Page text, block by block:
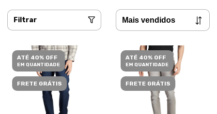
Filtrar
ATÉ 40% OFF
EM QUANTIDADE
FRETE GRÁTIS
ATÉ 40% OFF
EM QUANTIDADE
FRETE GRÁTIS